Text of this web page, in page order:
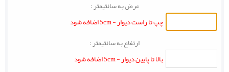
عرض به سانتیمتر :
چپ تا راست دیوار - 5cm اضافه شود
ارتفاع به سانتیمتر :
بالا تا پایین دیوار - 5cm اضافه شود